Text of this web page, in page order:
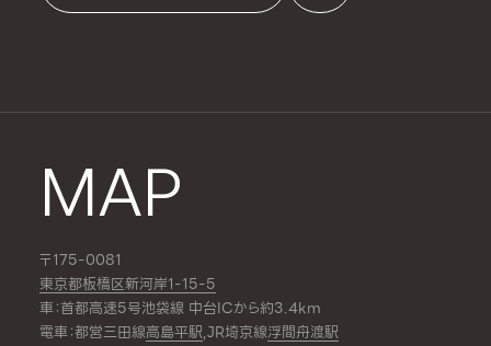
MAP
〒175-0081
東京都板橋区新河岸1-15-5
車：首都高速5号池袋線 中台ICから約3.4km
電車：都営三田線高島平駅,JR埼京線浮間舟渡駅